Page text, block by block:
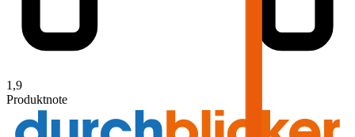
1,9
Produktnote